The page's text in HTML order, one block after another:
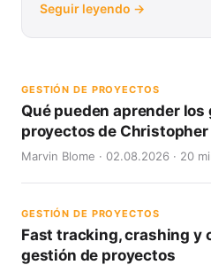
Seguir leyendo →
GESTIÓN DE PROYECTOS
Qué pueden aprender los
proyectos de Christopher
Marvin Blome · 02.08.2026 · 20
GESTIÓN DE PROYECTOS
Fast tracking, crashing y
gestión de proyectos